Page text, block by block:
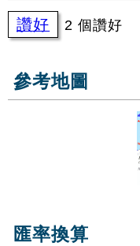
讚好 2 個讚好
參考地圖
匯率換算